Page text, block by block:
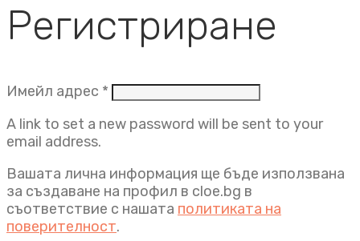
Регистриране
Имейл адрес * Задължително
A link to set a new password will be sent to your
email address.
Вашата лична информация ще бъде използвана
за създаване на профил в cloe.bg в
съответствие с нашата политиката на
поверителност.